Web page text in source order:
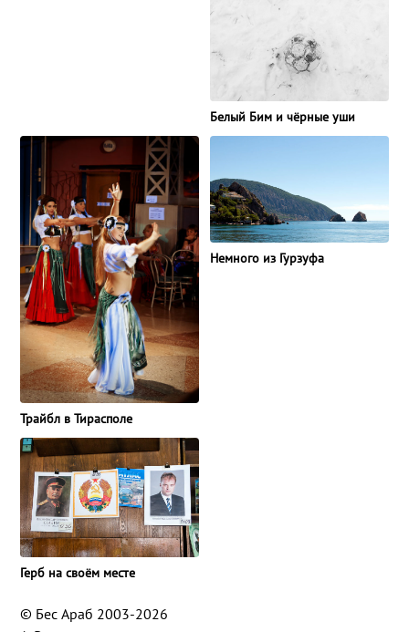
Белый Бим и чёрные уши
Трайбл в Тирасполе
Немного из Гурзуфа
Герб на своём месте
© Бес Араб 2003-2026